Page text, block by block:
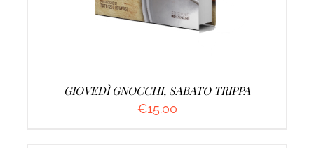
GIOVEDÌ GNOCCHI, SABATO TRIPPA
€15.00